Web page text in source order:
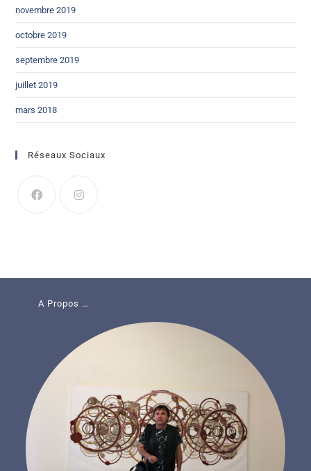
novembre 2019
octobre 2019
septembre 2019
juillet 2019
mars 2018
Réseaux Sociaux
A Propos …